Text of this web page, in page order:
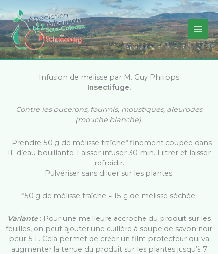
au
contenu
Infusion de mélisse par M. Guy Philipps
Insectifuge.
Contre les pucerons, fourmis, moustiques, aleurodes
(mouche blanche).
– Prendre 50 g de mélisse fraîche* finement coupée dans
1L d’eau bouillante. Laisser infuser 30 min. Filtrer et laisser
refroidir.
Pulvériser sans diluer sur les plantes.
*50 g de mélisse fraîche = 15 g de mélisse séchée.
Variante : Pour une meilleure accroche du produit sur les
feuilles, on peut ajouter une cuillère à soupe de savon noir
pour 5 L. Cela permet de créer un film protecteur qui va
augmenter la tenue du produit sur les plantes jusqu’à 7